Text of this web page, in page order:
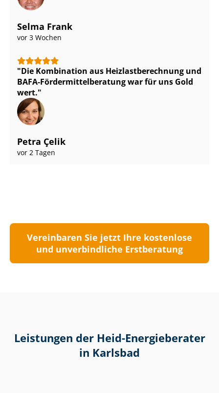
Selma Frank
vor 3 Wochen
Die Kombination aus Heiz­last­be­rech­nung und
BAFA-För­der­mit­tel­be­ra­tung war für uns Gold
wert.
Petra Çelik
vor 2 Tagen
Vereinbaren Sie jetzt Ihre kostenlose
und unverbindliche Erstberatung
Leistungen der Heid-Energieberater
in Karlsbad